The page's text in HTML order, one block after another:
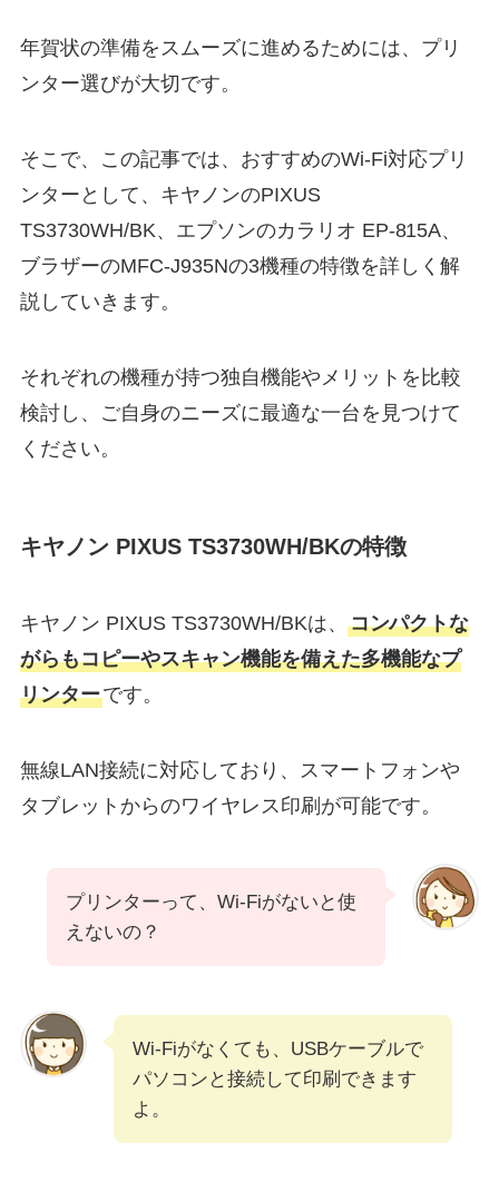
年賀状の準備をスムーズに進めるためには、プリ
ンター選びが大切です。
そこで、この記事では、おすすめのWi-Fi対応プリ
ンターとして、キヤノンのPIXUS
TS3730WH/BK、エプソンのカラリオ EP-815A、
ブラザーのMFC-J935Nの3機種の特徴を詳しく解
説していきます。
それぞれの機種が持つ独自機能やメリットを比較
検討し、ご自身のニーズに最適な一台を見つけて
ください。
キヤノン PIXUS TS3730WH/BKの特徴
キヤノン PIXUS TS3730WH/BKは、 コンパクトな
がらもコピーやスキャン機能を備えた多機能なプ
リンターです。
無線LAN接続に対応しており、スマートフォンや
タブレットからのワイヤレス印刷が可能です。
プリンターって、Wi-Fiがないと使
えないの？
Wi-Fiがなくても、USBケーブルで
パソコンと接続して印刷できます
よ。